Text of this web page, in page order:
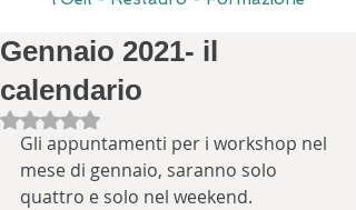
Gennaio 2021- il
calendario
Valutazione NaN stelle su 5.
Gli appuntamenti per i workshop nel
mese di gennaio, saranno solo
quattro e solo nel weekend.